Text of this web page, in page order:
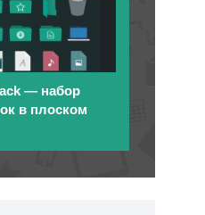
— набор
в плоском